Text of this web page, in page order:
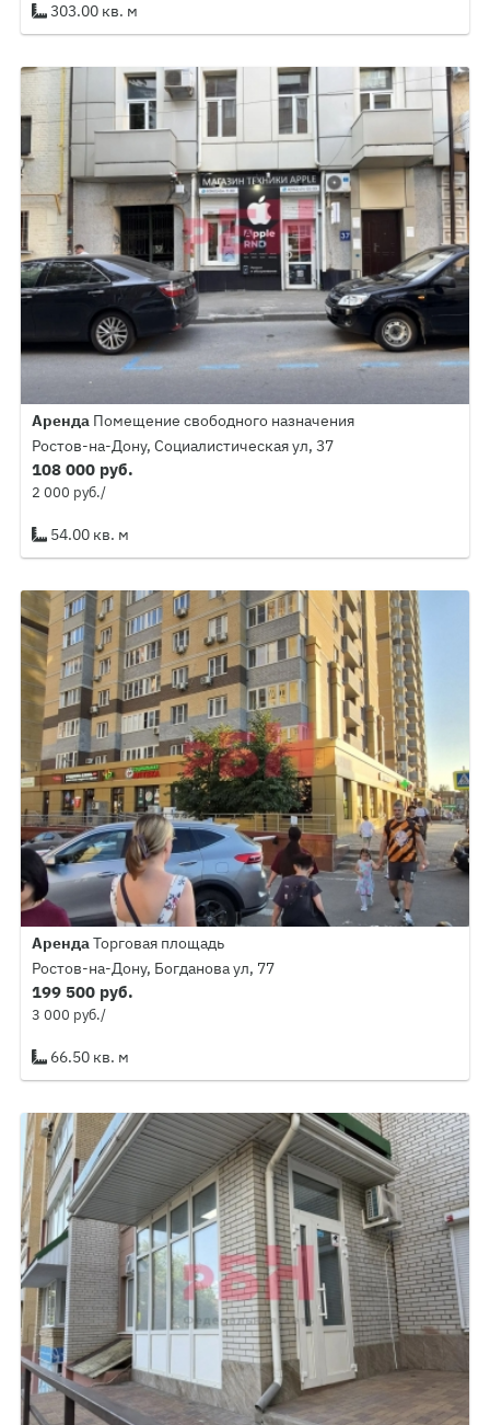
303.00 кв. м
Аренда Помещение свободного назначения
Ростов-на-Дону, Социалистическая ул, 37
108 000 руб.
2 000 руб./
54.00 кв. м
АрендаТорговая площадь
Ростов-на-Дону, Богданова ул, 77
199 500 руб.
3 000 руб./
66.50 кв. м